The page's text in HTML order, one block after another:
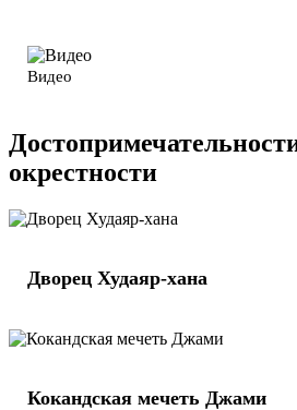
Видео
окрестности
Дворец Худаяр-хана
Кокандская мечеть Джами